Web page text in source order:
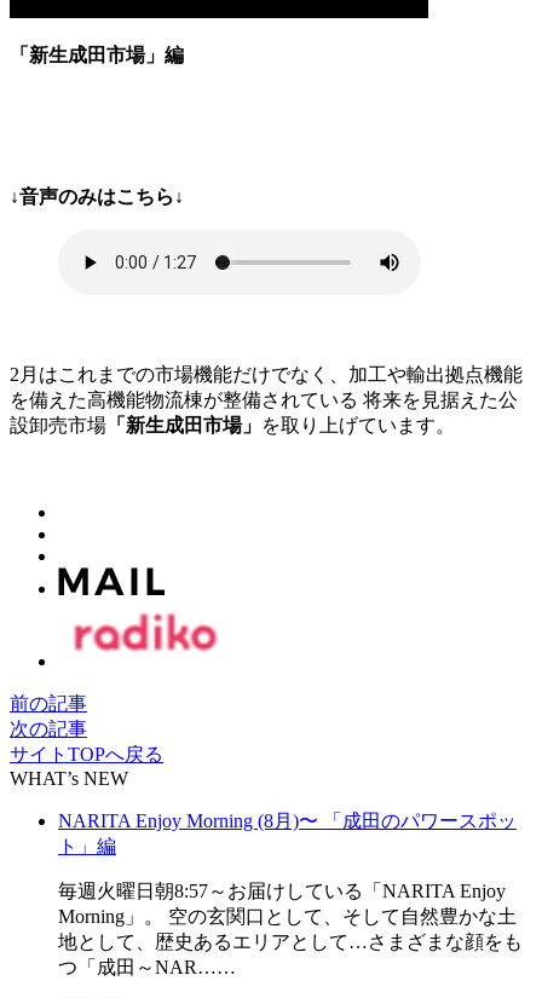
「 新生成田市場」 編
↓音声のみはこちら↓
2月はこれまでの市場機能だけでなく、加工や輸出拠点機能
を備えた高機能物流棟が整備されている 将来を見据えた公
設卸売市場 「新生成田市場」 を取り上げています。
前の記事
次の記事
サイトTOPへ戻る
WHAT’s NEW
NARITA Enjoy Morning (8月)〜 「成田のパワースポッ
ト」編
毎週火曜日朝8:57～お届けしている「NARITA Enjoy
Morning」。 空の玄関口として、そして自然豊かな土
地として、歴史あるエリアとして…さまざまな顔をも
つ「成田～NAR……